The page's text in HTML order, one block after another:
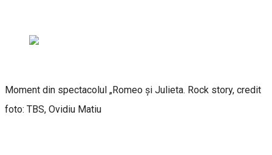
Moment din spectacolul „Romeo și Julieta. Rock story, credit
foto: TBS, Ovidiu Matiu